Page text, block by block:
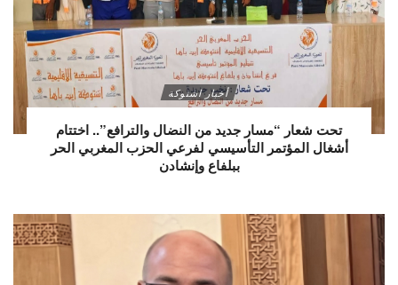
أخبار اشتوكة
تحت شعار “مسار جديد من النضال والترافع”.. اختتام
أشغال المؤتمر التأسيسي لفرعي الحزب المغربي الحر
ببلفاع وإنشادن